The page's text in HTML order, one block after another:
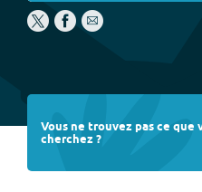
Vous ne trouvez pas ce que
cherchez ?